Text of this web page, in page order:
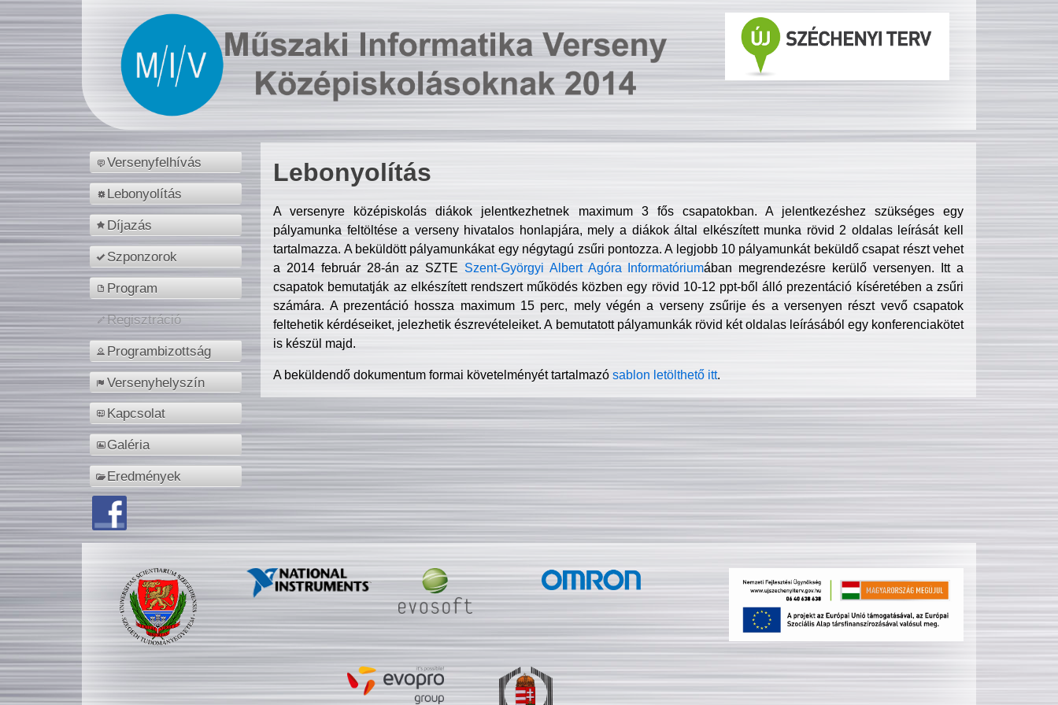
Versenyfelhívás
Lebonyolítás
Díjazás
Szponzorok
Program
Regisztráció
Programbizottság
Versenyhelyszín
Kapcsolat
Galéria
Eredmények
Lebonyolítás
A versenyre középiskolás diákok jelentkezhetnek maximum 3 fős csapatokban. A jelentkezéshez szükséges egy
pályamunka feltöltése a verseny hivatalos honlapjára, mely a diákok által elkészített munka rövid 2 oldalas leírását kell
tartalmazza. A beküldött pályamunkákat egy négytagú zsűri pontozza. A legjobb 10 pályamunkát beküldő csapat részt vehet
a 2014 február 28-án az SZTE Szent-Györgyi Albert Agóra Informatóriumában megrendezésre kerülő versenyen. Itt a
csapatok bemutatják az elkészített rendszert működés közben egy rövid 10-12 ppt-ből álló prezentáció kíséretében a zsűri
számára. A prezentáció hossza maximum 15 perc, mely végén a verseny zsűrije és a versenyen részt vevő csapatok
feltehetik kérdéseiket, jelezhetik észrevételeiket. A bemutatott pályamunkák rövid két oldalas leírásából egy konferenciakötet
is készül majd.
A beküldendő dokumentum formai követelményét tartalmazósablon letölthető itt.